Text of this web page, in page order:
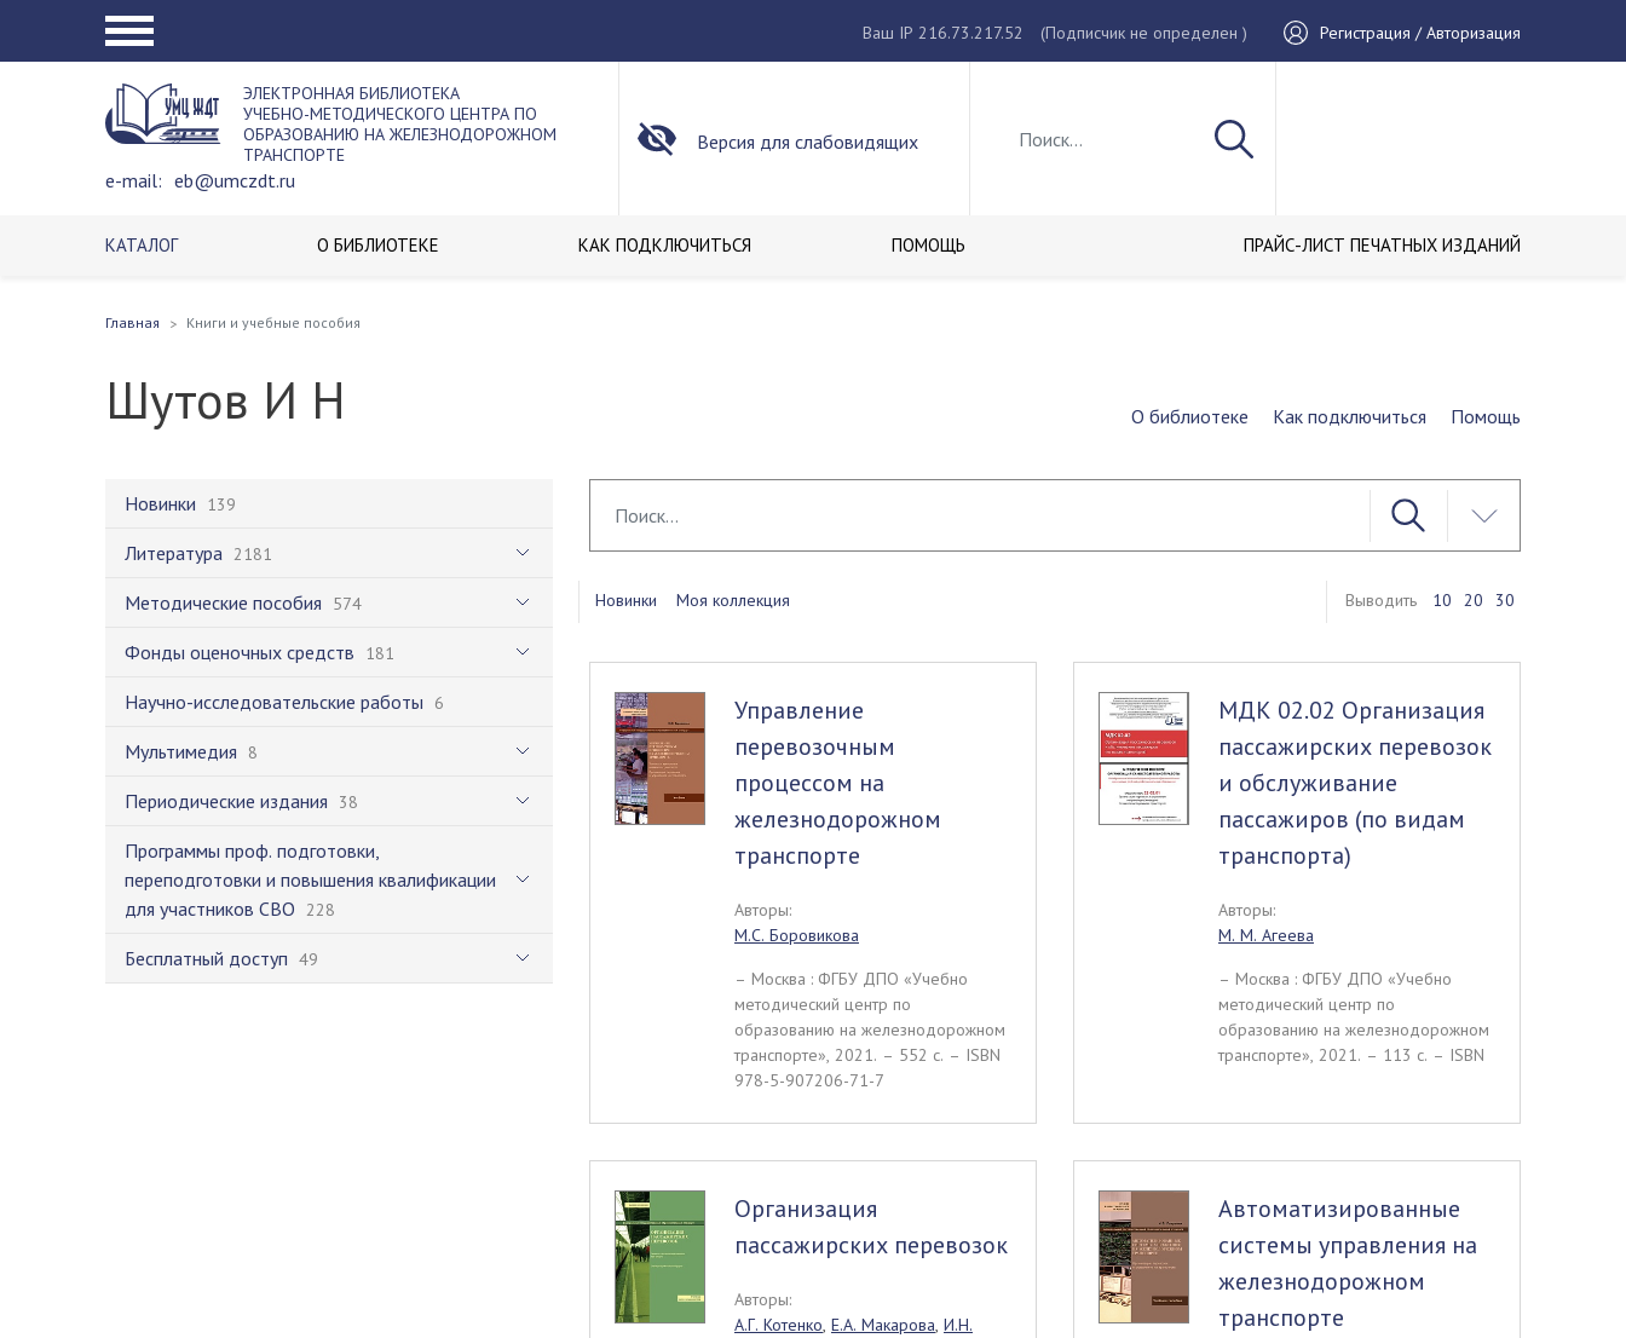
Ваш IP 216.73.217.52 (Подписчик не определен ) Регистрация / Авторизация
ЭЛЕКТРОННАЯ БИБЛИОТЕКА
УЧЕБНО-МЕТОДИЧЕСКОГО ЦЕНТРА ПО
ОБРАЗОВАНИЮ НА ЖЕЛЕЗНОДОРОЖНОМ
ТРАНСПОРТЕ
e-mail: eb@umczdt.ru
Версия для слабовидящих
КАТАЛОГ О БИБЛИОТЕКЕ КАК ПОДКЛЮЧИТЬСЯ ПОМОЩЬ ПРАЙС-ЛИСТ ПЕЧАТНЫХ ИЗДАНИЙ
Главная Книги и учебные пособия
Шутов И Н О библиотеке Как подключиться Помощь
Новинки 139
Литература 2181
Методические пособия 574
Фонды оценочных средств 181
Научно-исследовательские работы 6
Мультимедия 8
Периодические издания 38
Программы проф. подготовки,
переподготовки и повышения квалификации
для участников СВО 228
Бесплатный доступ 49
Новинки Моя коллекция Выводить 10 20 30
Управление
перевозочным
процессом на
железнодорожном
транспорте
Авторы:
М.С. Боровикова
– Москва : ФГБУ ДПО «Учебно
методический центр по
образованию на железнодорожном
транспорте», 2021. – 552 c. – ISBN
978-5-907206-71-7
МДК 02.02 Организация
пассажирских перевозок
и обслуживание
пассажиров (по видам
транспорта)
Авторы:
М. М. Агеева
– Москва : ФГБУ ДПО «Учебно
методический центр по
образованию на железнодорожном
транспорте», 2021. – 113 c. – ISBN
Организация
пассажирских перевозок
Авторы:
А.Г. Котенко, Е.А. Макарова, И.Н.
Автоматизированные
системы управления на
железнодорожном
транспорте